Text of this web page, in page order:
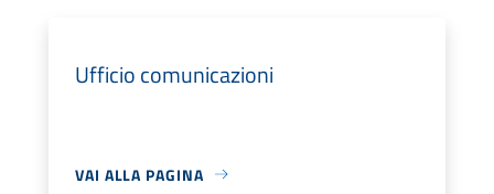
Ufficio comunicazioni
VAI ALLA PAGINA